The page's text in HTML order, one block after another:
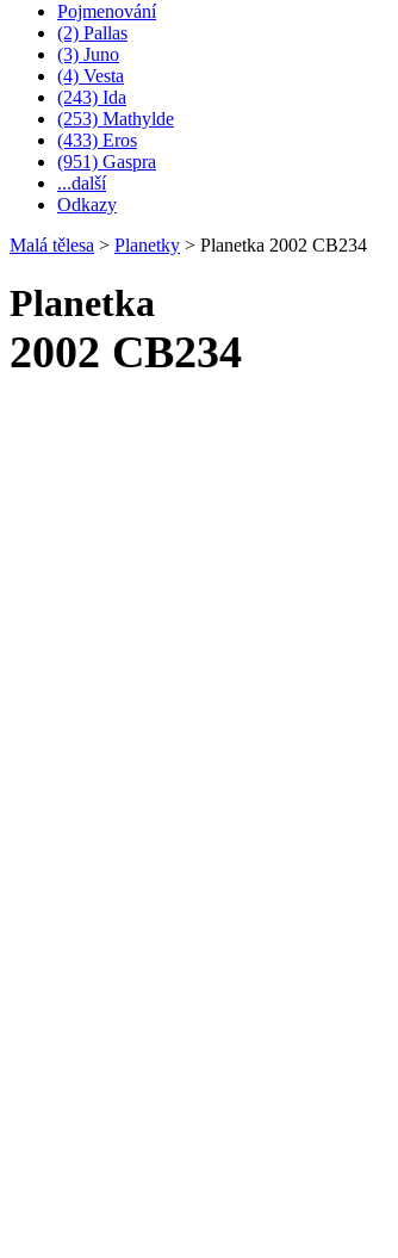
Pojmenování
(2) Pallas
(3) Juno
(4) Vesta
(243) Ida
(253) Mathylde
(433) Eros
(951) Gaspra
...další
Odkazy
Malá tělesa > Planetky > Planetka 2002 CB234
Planetka
2002 CB234